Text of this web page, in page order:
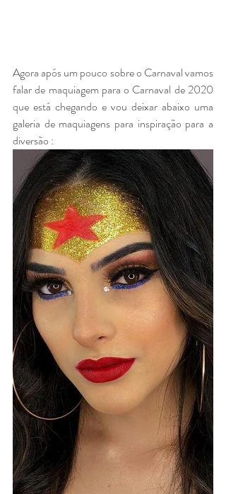
Agora após um pouco sobre o Carnaval vamos
falar de maquiagem para o Carnaval de 2020
que está chegando e vou deixar abaixo uma
galeria de maquiagens para inspiração para a
diversão :